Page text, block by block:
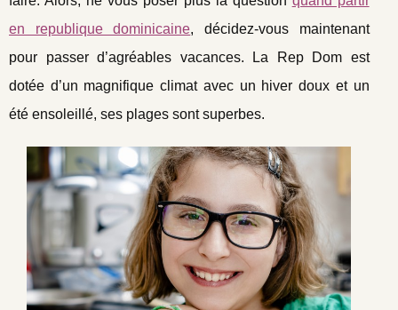
en republique dominicaine, décidez-vous maintenant
pour passer d’agréables vacances. La Rep Dom est
dotée d’un magnifique climat avec un hiver doux et un
été ensoleillé, ses plages sont superbes.